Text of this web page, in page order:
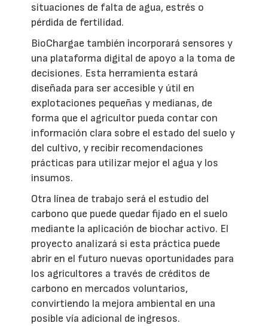
situaciones de falta de agua, estrés o
pérdida de fertilidad.
BioChargae también incorporará sensores y
una plataforma digital de apoyo a la toma de
decisiones. Esta herramienta estará
diseñada para ser accesible y útil en
explotaciones pequeñas y medianas, de
forma que el agricultor pueda contar con
información clara sobre el estado del suelo y
del cultivo, y recibir recomendaciones
prácticas para utilizar mejor el agua y los
insumos.
Otra línea de trabajo será el estudio del
carbono que puede quedar fijado en el suelo
mediante la aplicación de biochar activo. El
proyecto analizará si esta práctica puede
abrir en el futuro nuevas oportunidades para
los agricultores a través de créditos de
carbono en mercados voluntarios,
convirtiendo la mejora ambiental en una
posible vía adicional de ingresos.